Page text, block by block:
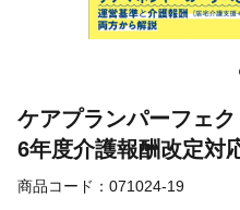
ケアプランパーフェ
6年度介護報酬改定対
商品コード： 071024-19